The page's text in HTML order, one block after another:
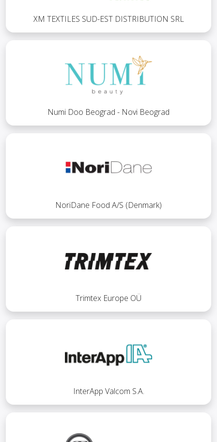
XM TEXTILES SUD-EST DISTRIBUTION SRL
Numi Doo Beograd - Novi Beograd
NoriDane Food A/S (Denmark)
Trimtex Europe OÜ
InterApp Valcom S.A.